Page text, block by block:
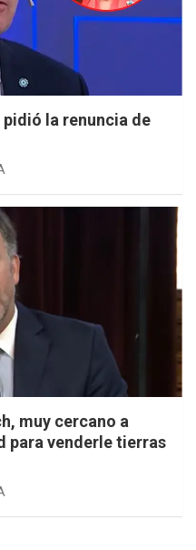
la renuncia de
muy cercano a
para venderle tierras